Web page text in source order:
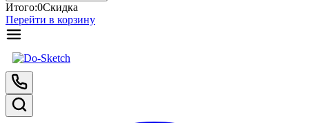
Итого:0Скидка
Перейти в корзину